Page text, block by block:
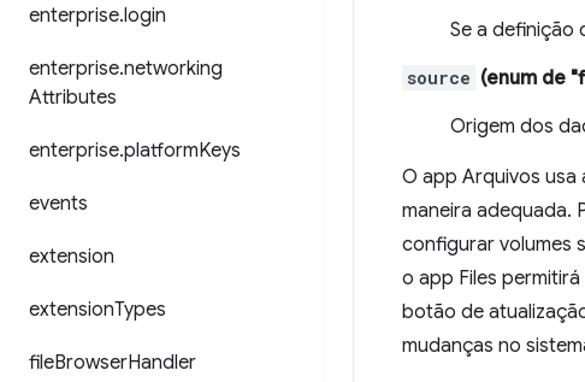
enterprise.login
enterprise.networking
Attributes
enterprise.platformKeys
events
extension
extensionTypes
fileBrowserHandler
Se a definição
source (enum de
Origem dos
O app Arquivos usa
maneira adequada.
configurar volumes
o app Files
botão de
mudanças no